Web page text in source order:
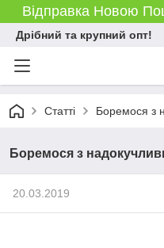
Відправка Новою
Дрібний та крупний опт!
Статті Боремося з
Боремося з
20.03.2019